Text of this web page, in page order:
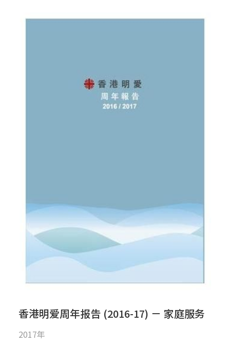
香港明爱周年报告 (2016-17) － 家庭服务
2017年